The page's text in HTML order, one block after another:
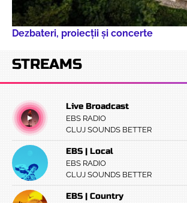
Dezbateri, proiecţii şi concerte
STREAMS
Live Broadcast
EBS RADIO
CLUJ SOUNDS BETTER
EBS | Local
EBS RADIO
CLUJ SOUNDS BETTER
EBS | Country